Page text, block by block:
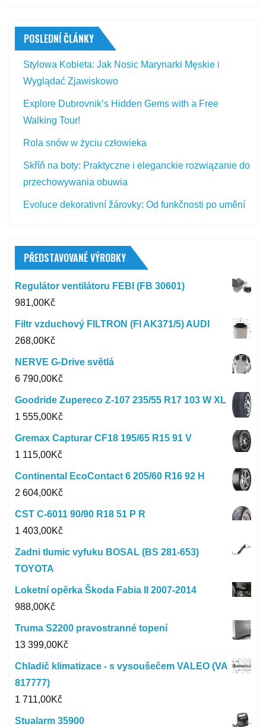
POSLEDNÍ ČLÁNKY
Stylowa Kobieta: Jak Nosic Marynarki Męskie i
Wyglądać Zjawiskowo
Explore Dubrovnik’s Hidden Gems with a Free
Walking Tour!
Rola snów w życiu człowieka
Skříň na boty: Praktyczne i eleganckie rozwiązanie do
przechowywania obuwia
Evoluce dekorativní žárovky: Od funkčnosti po umění
PŘEDSTAVOVANÉ VÝROBKY
Regulátor ventilátoru FEBI (FB 30601)
981,00Kč
Filtr vzduchový FILTRON (FI AK371/5) AUDI
268,00Kč
NERVE G-Drive světlá
6 790,00Kč
Goodride Zupereco Z-107 235/55 R17 103 W XL
1 555,00Kč
Gremax Capturar CF18 195/65 R15 91 V
1 115,00Kč
Continental EcoContact 6 205/60 R16 92 H
2 604,00Kč
CST C-6011 90/90 R18 51 P R
1 403,00Kč
Zadni tlumic vyfuku BOSAL (BS 281-653)
TOYOTA
Loketní opěrka Škoda Fabia II 2007-2014
988,00Kč
Truma S2200 pravostranné topení
13 399,00Kč
Chladič klimatizace - s vysoušečem VALEO (VA
817777)
1 711,00Kč
Stualarm 35900